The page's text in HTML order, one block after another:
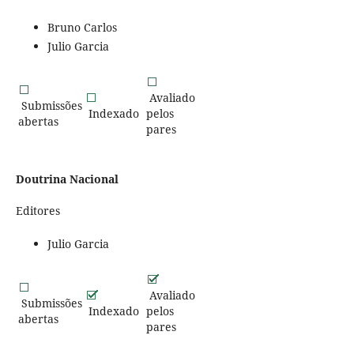
Bruno Carlos
Julio Garcia
Submissões
abertas
Indexado
Avaliado
pelos
pares
Doutrina Nacional
Editores
Julio Garcia
Submissões
abertas
Indexado
Avaliado
pelos
pares